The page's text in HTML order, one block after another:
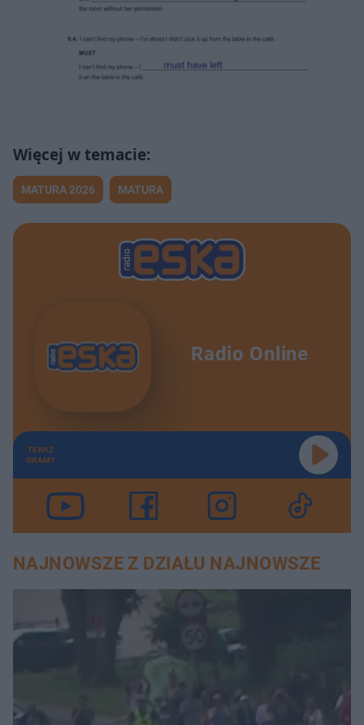
MATURA 2026 MATURA
Radio Online
TERAZ
GRAMY
NAJNOWSZE Z DZIAŁU NAJNOWSZE